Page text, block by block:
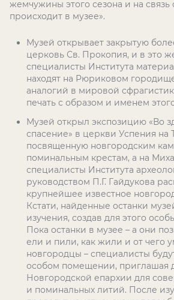
жемчужины этого сезона и на связь
происходит в музее».
Музей открывает закрытую
церковь Св. Прокопия, и в это
специалисты Института
находят на Рюриковом
аналогий в мировой
печать с образом и именем
Музей открыл экспозицию «Во
спасение» в церкви Успения на
посвященную новгородским
поминальным крестам, а на
специалисты Института
руководством П.Г. Гайдукова
крупнейшее известное
Кстати, найденные останки
изучения, создав для этого
Пока останки в музее – а они
ели и пили, как жили и от чего
новгородцы – специалисты
особом помещении, приглашая
Новгородской епархии для
и поминальных литий. После